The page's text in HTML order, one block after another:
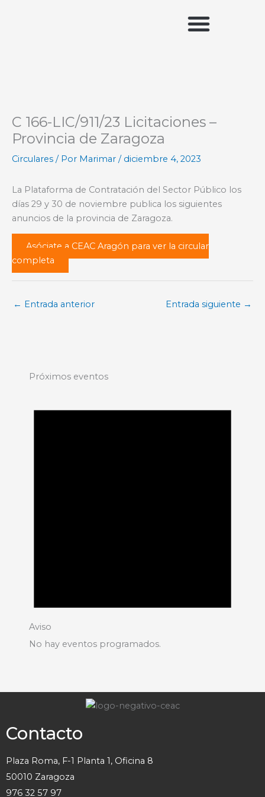
C 166-LIC/911/23 Licitaciones –
Provincia de Zaragoza
Circulares / Por Marimar / diciembre 4, 2023
La Plataforma de Contratación del Sector Público los
días 29 y 30 de noviembre publica los siguientes
anuncios de la provincia de Zaragoza.
Asóciate a CEAC Aragón para ver la circular
completa
← Entrada anterior Entrada siguiente →
Próximos eventos
Aviso
No hay eventos programados.
Contacto
Plaza Roma, F-1 Planta 1, Oficina 8
50010 Zaragoza
976 32 57 97